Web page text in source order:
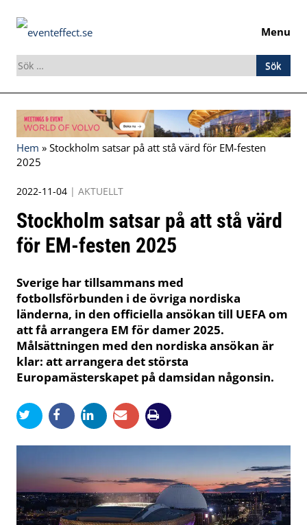
Menu
Sök
efter:
Skip
to
content
Hem » Stockholm satsar på att stå värd för EM-festen
2025
2022-11-04 | AKTUELLT
Stockholm satsar på att stå värd
för EM-festen 2025
Sverige har tillsammans med
fotbollsförbunden i de övriga nordiska
länderna, in den officiella ansökan till UEFA om
att få arrangera EM för damer 2025.
Målsättningen med den nordiska ansökan är
klar: att arrangera det största
Europamästerskapet på damsidan någonsin.